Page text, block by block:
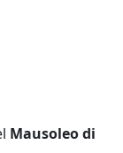
Mausoleo di